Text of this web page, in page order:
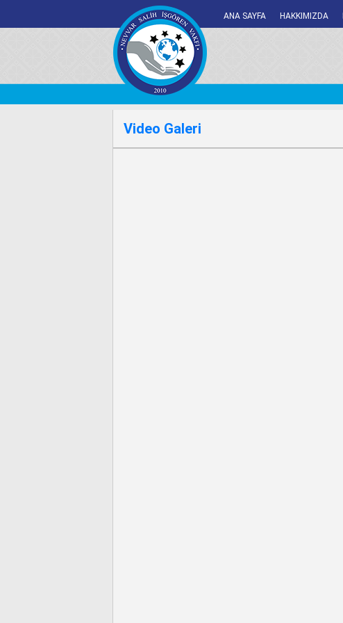
ANA SAYFA HAKKIMIZDA
Video Galeri